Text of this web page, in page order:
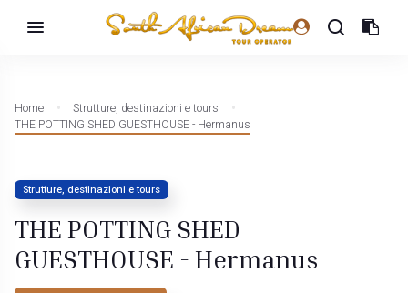
Home
Strutture, destinazioni e tours
THE POTTING SHED GUESTHOUSE - Hermanus
Strutture, destinazioni e tours
THE POTTING SHED
GUESTHOUSE - Hermanus